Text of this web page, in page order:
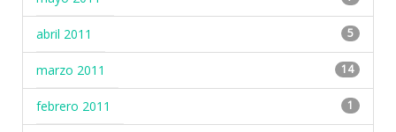
abril 2011 5
marzo 2011 14
febrero 2011 1